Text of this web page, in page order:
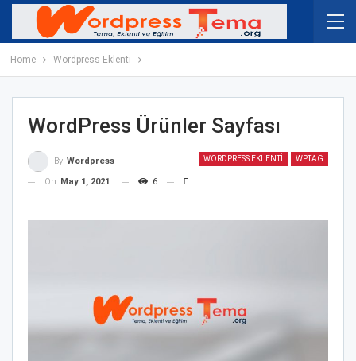
Home Wordpress Eklenti
WordPress Ürünler Sayfası
WORDPRESS EKLENTI WPTAG
By Wordpress
On
May 1, 2021 6